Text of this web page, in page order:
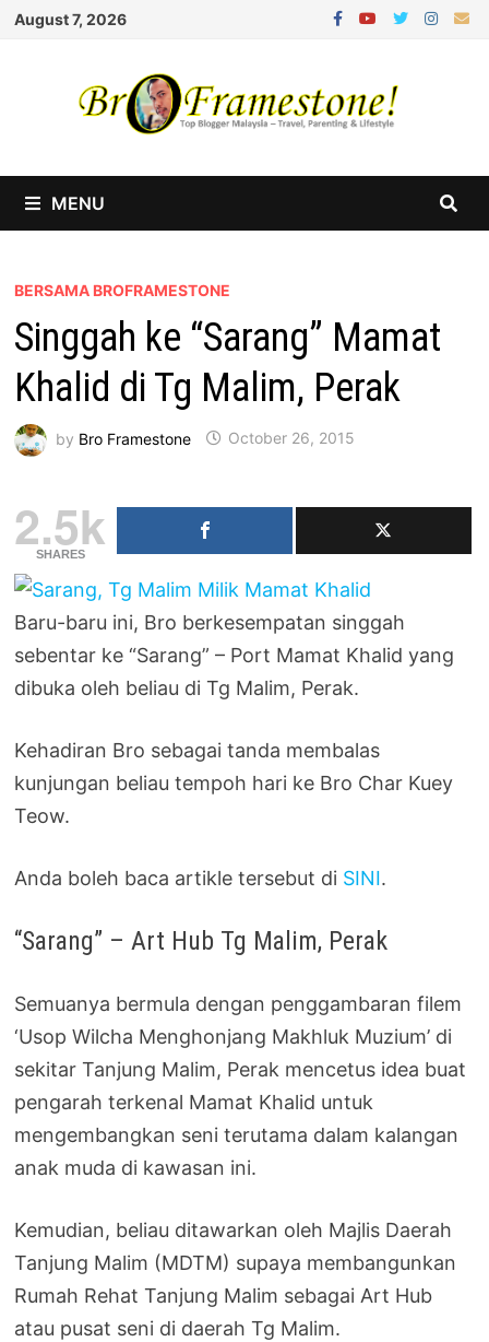
Skip
August 7, 2026
MENU
BERSAMA BROFRAMESTONE
Singgah ke “Sarang” Mamat
Khalid di Tg Malim, Perak
by Bro Framestone October 26, 2015
2.5k
SHARES
Baru-baru ini, Bro berkesempatan singgah
sebentar ke “Sarang” – Port Mamat Khalid yang
dibuka oleh beliau di Tg Malim, Perak.
Kehadiran Bro sebagai tanda membalas
kunjungan beliau tempoh hari ke Bro Char Kuey
Teow.
Anda boleh baca artikle tersebut di SINI.
“Sarang” – Art Hub Tg Malim, Perak
Semuanya bermula dengan penggambaran filem
‘Usop Wilcha Menghonjang Makhluk Muzium’ di
sekitar Tanjung Malim, Perak mencetus idea buat
pengarah terkenal Mamat Khalid untuk
mengembangkan seni terutama dalam kalangan
anak muda di kawasan ini.
Kemudian, beliau ditawarkan oleh Majlis Daerah
Tanjung Malim (MDTM) supaya membangunkan
Rumah Rehat Tanjung Malim sebagai Art Hub
atau pusat seni di daerah Tg Malim.